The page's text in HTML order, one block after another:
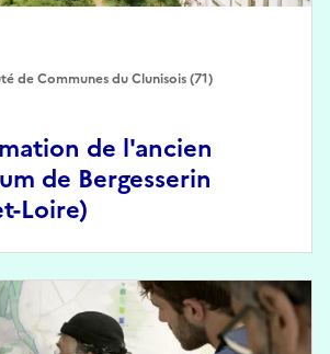
de l'ancien
de Bergesserin
Loire)
de Communes du Clunisois (71)